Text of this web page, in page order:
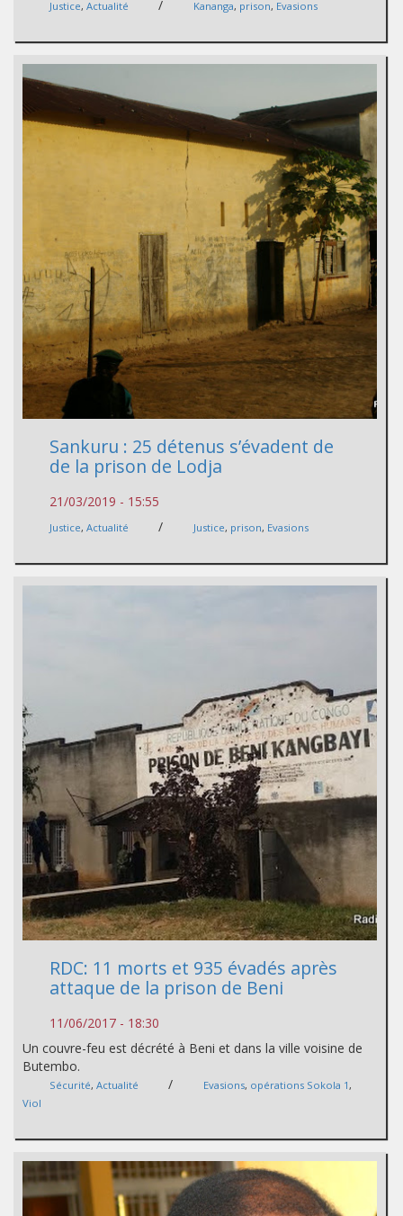
Justice, Actualité / Kananga, prison, Evasions
Sankuru : 25 détenus s’évadent de
de la prison de Lodja
21/03/2019 - 15:55
Justice, Actualité / Justice, prison, Evasions
RDC: 11 morts et 935 évadés après
attaque de la prison de Beni
11/06/2017 - 18:30
Un couvre-feu est décrété à Beni et dans la ville voisine de
Butembo.
Sécurité, Actualité / Evasions, opérations Sokola 1,
Viol